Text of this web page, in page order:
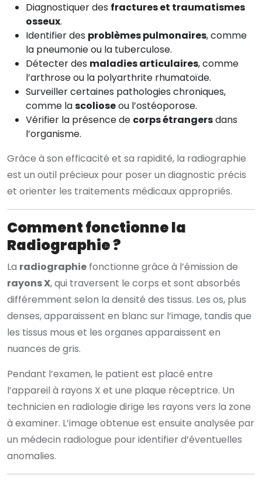
Diagnostiquer des fractures et traumatismes
osseux.
Identifier des problèmes pulmonaires, comme
la pneumonie ou la tuberculose.
Détecter des maladies articulaires, comme
l’arthrose ou la polyarthrite rhumatoïde.
Surveiller certaines pathologies chroniques,
comme lascolioseou l’ostéoporose.
Vérifier la présence de corps étrangersdans
l’organisme.
Grâce à son efficacité et sa rapidité, la radiographie
est un outil précieux pour poser un diagnostic précis
et orienter les traitements médicaux appropriés.
Comment fonctionne la
Radiographie ?
La radiographie fonctionne grâce à l’émission de
rayons X, qui traversent le corps et sont absorbés
différemment selon la densité des tissus. Les os, plus
denses, apparaissent en blanc sur l’image, tandis que
les tissus mous et les organes apparaissent en
nuances de gris.
Pendant l’examen, le patient est placé entre
l’appareil à rayons X et une plaque réceptrice. Un
technicien en radiologie dirige les rayons vers la zone
à examiner. L’image obtenue est ensuite analysée par
un médecin radiologue pour identifier d’éventuelles
anomalies.